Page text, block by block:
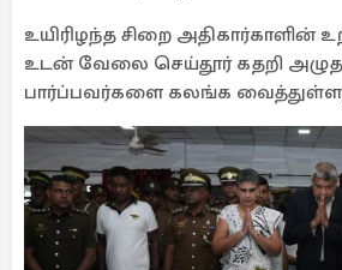
உயிரிழந்த சிறை அதிகார்காளின்
உடன் வேலை செய்தூர் கதறி
பார்ப்பவர்களை கலங்க